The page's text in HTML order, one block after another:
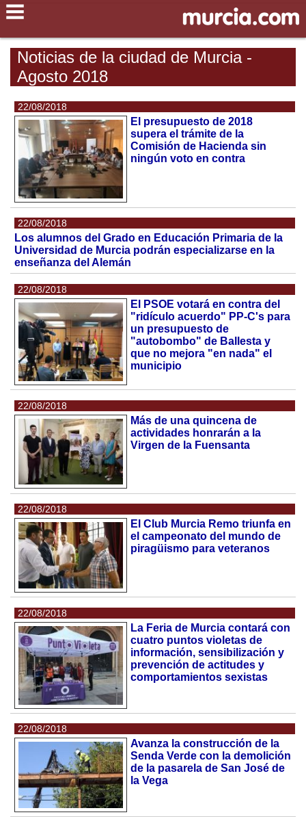
Noticias de la ciudad de Murcia -
Agosto 2018
22/08/2018
El presupuesto de 2018
supera el trámite de la
Comisión de Hacienda sin
ningún voto en contra
22/08/2018
Los alumnos del Grado en Educación Primaria de la
Universidad de Murcia podrán especializarse en la
enseñanza del Alemán
22/08/2018
El PSOE votará en contra del
"ridículo acuerdo" PP-C's para
un presupuesto de
"autobombo" de Ballesta y
que no mejora "en nada" el
municipio
22/08/2018
Más de una quincena de
actividades honrarán a la
Virgen de la Fuensanta
22/08/2018
El Club Murcia Remo triunfa en
el campeonato del mundo de
piragüismo para veteranos
22/08/2018
La Feria de Murcia contará con
cuatro puntos violetas de
información, sensibilización y
prevención de actitudes y
comportamientos sexistas
22/08/2018
Avanza la construcción de la
Senda Verde con la demolición
de la pasarela de San José de
la Vega